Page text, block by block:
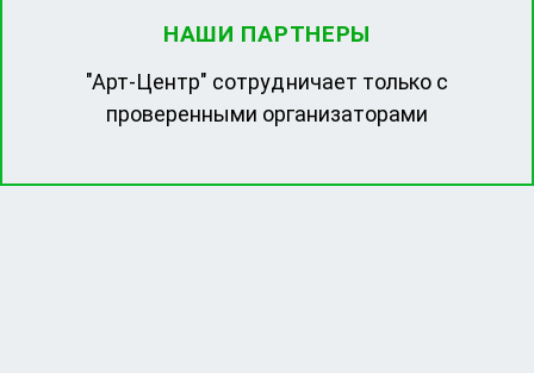
НАШИ ПАРТНЕРЫ
"Арт-Центр" сотрудничает только с
проверенными организаторами